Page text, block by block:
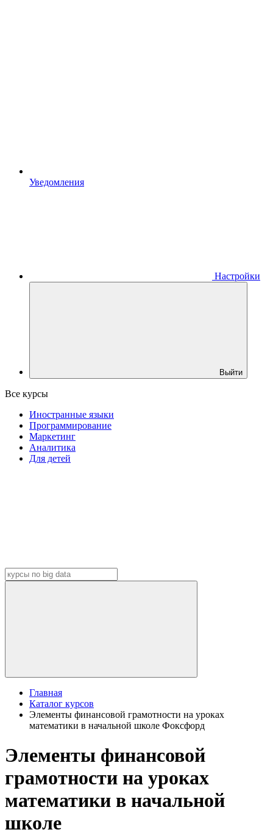
Уведомления
Настройки
Выйти
Все курсы
Иностранные языки
Программирование
Маркетинг
Аналитика
Для детей
Главная
Каталог курсов
Элементы финансовой грамотности на уроках
математики в начальной школе Фоксфорд
Элементы финансовой
грамотности на уроках
математики в начальной
школе